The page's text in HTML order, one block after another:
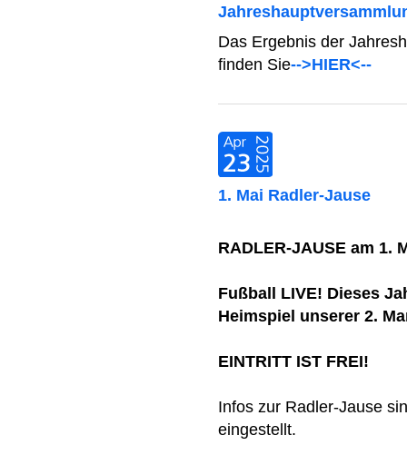
Das Ergebnis der
finden Sie-->HIER<--
1. Mai Radler-Jause
RADLER-JAUSE am 1.
Fußball LIVE! Dieses
Heimspiel unserer 2.
EINTRITT IST FREI!
Infos zur Radler-Jause
eingestellt.